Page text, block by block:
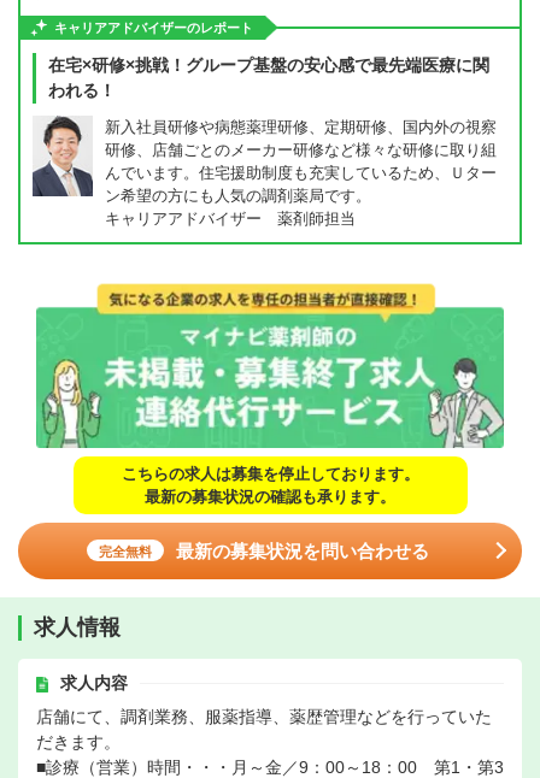
キャリアアドバイザーのレポート
在宅×研修×挑戦！グループ基盤の安心感で最先端医療に関
われる！
新入社員研修や病態薬理研修、定期研修、国内外の視察
研修、店舗ごとのメーカー研修など様々な研修に取り組
んでいます。住宅援助制度も充実しているため、Ｕター
ン希望の方にも人気の調剤薬局です。
キャリアアドバイザー 薬剤師担当
こちらの求人は募集を停止しております。
最新の募集状況の確認も承ります。
完全無料 最新の募集状況を問い合わせる
求人情報
求人内容
店舗にて、調剤業務、服薬指導、薬歴管理などを行っていた
だきます。
■診療（営業）時間・・・月～金／9：00～18：00 第1・第3